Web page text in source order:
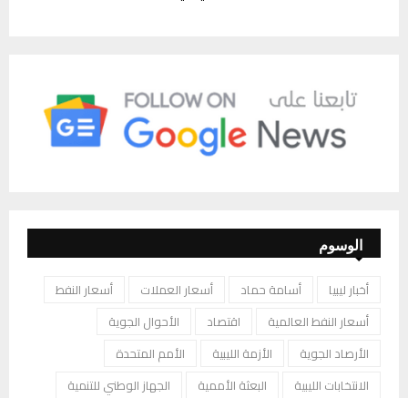
الوسوم
أخبار ليبيا أسامة حماد أسعار العملات
أسعار النفط
أسعار النفط العالمية
اقتصاد
الأحوال الجوية
الأرصاد الجوية
الأزمة الليبية
الأمم المتحدة
الانتخابات الليبية
البعثة الأممية
الجهاز الوطني للتنمية